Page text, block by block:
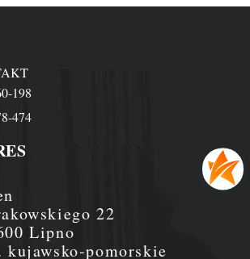
22
Lipno
kujawsko-pomorskie
198
474